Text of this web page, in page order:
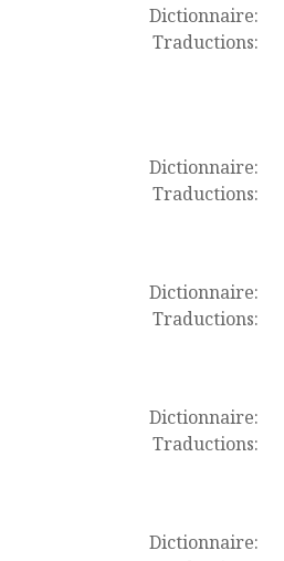
Dictionnaire:
Traductions:
Dictionnaire:
Traductions:
Dictionnaire:
Traductions:
Dictionnaire:
Traductions:
Dictionnaire: